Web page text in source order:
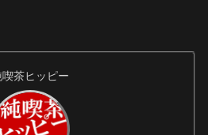
喫茶ヒッピー